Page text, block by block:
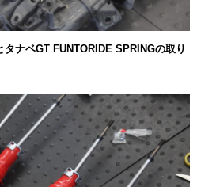
タナベGT FUNTORIDE SPRINGの取り